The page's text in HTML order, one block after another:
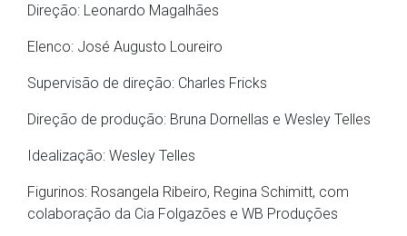
Direção: Leonardo Magalhães
Elenco: José Augusto Loureiro
Supervisão de direção: Charles Fricks
Direção de produção: Bruna Dornellas e Wesley Telles
Idealização: Wesley Telles
Figurinos: Rosangela Ribeiro, Regina Schimitt, com
colaboração da Cia Folgazões e WB Produções